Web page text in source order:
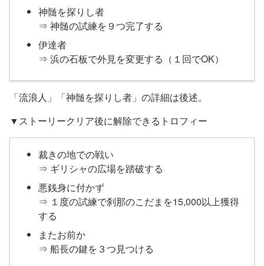
神髄を探りし者
⇒ 神髄の試練を９つ完了する
伊達者
⇒ 浜の石板で外見を変更する（１回でOK）
「流浪人」「神髄を探りし者」の詳細は後述。
▼ストーリークリア後に解除できるトロフィー
裁きの地での戦い
⇒ ギリシャの広場を踏破する
悪銭身に付かず
⇒ １度の試練で刹那のこだまを15,000以上獲得
する
またお前か
⇒ 船長の鍵を３つ見つける